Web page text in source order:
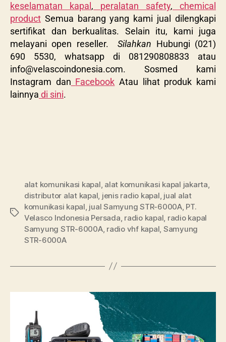
keselamatan kapal , peralatan safety,
chemical
product Semua barang yang kami jual dilengkapi
sertifikat dan berkualitas. Selain itu, kami juga
melayani open reseller.Silahkan Hubungi (021)
690 5530, whatsapp di 081290808833 atau
info@velascoindonesia.com. Sosmed kami
Instagram dan Facebook Atau lihat produk kami
lainnya di sini.
alat komunikasi kapal alat komunikasi kapal jakarta
distributor alat kapal jenis radio kapal jual alat
komunikasi kapal jual Samyung STR-6000A, PT.
Velasco Indonesia Persada radio kapal radio kapal
Samyung STR-6000A, radio vhf kapal Samyung
STR-6000A